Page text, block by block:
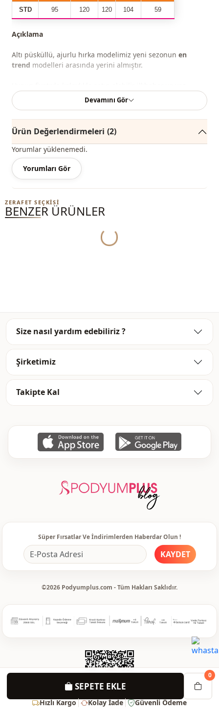
SEPETE EKLE
0
Hızlı Kargo Kolay İade Güvenli Ödeme
STD 95 120 120 104 59
Açıklama
Altı püsküllü, ajurlu hırka modelimiz yeni sezonun en
trend modelleri arasında yerini almıştır.
mevsimi boyunca dış ortamlarda rahatlıkla
kullanabilirsiniz.
Kullanıcıya ve bölgesine göre bu ürün rahat hırka, tesettür
hırka, günlük hırka olarak da adlandırılabilir.
Triko hırka modelimiz standart beden olup 36-42 beden
aralığı uyumludur.
Butikler ve mağazalar için toptan kıyafet, toptan tesettür
modelleri satışımız bulunmaktadır.
Toptan kıyafet alımı ve toptana özel fiyatlarımızı görmek
için sitemize üye olup onay için bilgilerinizi 0545 695 05 91
no lu whatsap hattımıza göndermeniz yeterlidir.
Devamını Gör
Ürün Değerlendirmeleri (2)
Yorumlar yüklenemedi.
Yorumları Gör
ZERAFET SEÇKISI
BENZER ÜRÜNLER
Yukleniyor...
Size nasıl yardım edebiliriz ?
Şirketimiz
Takipte Kal
Süper Fırsatlar Ve İndirimlerden Haberdar Olun !
KAYDET
©2026 Podyumplus.com - Tüm Hakları Saklıdır.